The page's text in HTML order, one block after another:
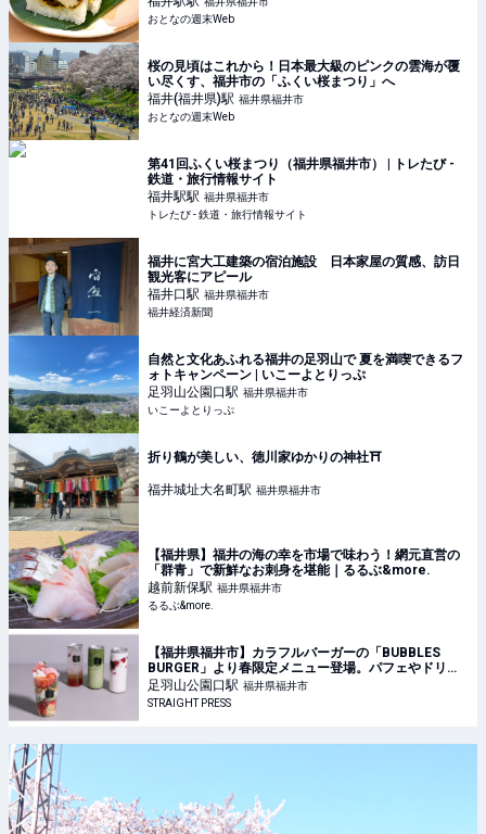
おとなの週末Web
桜の見頃はこれから！日本最大級のピンクの雲海が覆
い尽くす、福井市の「ふくい桜まつり」へ
福井(福井県)駅 福井県福井市
おとなの週末Web
第41回ふくい桜まつり（福井県福井市） | トレたび -
鉄道・旅行情報サイト
福井駅駅 福井県福井市
トレたび - 鉄道・旅行情報サイト
福井に宮大工建築の宿泊施設 日本家屋の質感、訪日
観光客にアピール
福井口駅 福井県福井市
福井経済新聞
自然と文化あふれる福井の足羽山で 夏を満喫できるフ
ォトキャンペーン | いこーよとりっぷ
足羽山公園口駅 福井県福井市
いこーよとりっぷ
折り鶴が美しい、徳川家ゆかりの神社⛩️
福井城址大名町駅 福井県福井市
【福井県】福井の海の幸を市場で味わう！網元直営の
「群青」で新鮮なお刺身を堪能｜るるぶ&more.
越前新保駅 福井県福井市
るるぶ&more.
【福井県福井市】カラフルバーガーの「BUBBLES
BURGER」より春限定メニュー登場。パフェやドリン
クなど
足羽山公園口駅 福井県福井市
STRAIGHT PRESS